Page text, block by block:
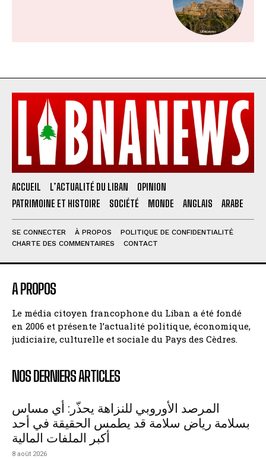
ACCUEIL L’ACTUALITÉ DU LIBAN
OPINION
PATRIMOINE ET HISTOIRE
SOCIÉTÉ MONDE ANGLAIS ARABE
SE CONNECTER À PROPOS
POLITIQUE DE CONFIDENTIALITÉ
CHARTE DES COMMENTAIRES
CONTACT
A PROPOS
Le média citoyen francophone du Liban a été fondé
en 2006 et présente l’actualité politique, économique,
judiciaire, culturelle et sociale du Pays des Cèdres.
NOS DERNIERS ARTICLES
المرصد الأوروبي للنزاهة يحذّر: أي مساس
بسلامة رياض سلامة قد يطمس الحقيقة في أحد
أكبر الملفات المالية
8 août 2026